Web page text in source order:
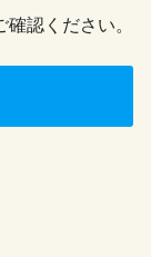
認ください。